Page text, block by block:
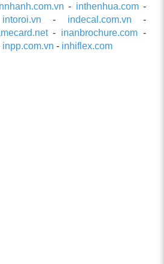
- inthenhua.com-
intoroi.vn - indecal.com.vn -
- inanbrochure.com -
inpp.com.vn - inhiflex.com